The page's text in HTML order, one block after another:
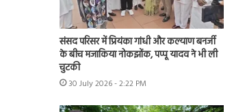
संसद परिसर में प्रियंका गांधी और कल्याण बनर्जी
के बीच मजाकिया नोकझोंक, पप्पू यादव ने भी ली
चुटकी
30 July 2026 - 2:22 PM